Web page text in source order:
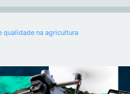
qualidade na agricultura